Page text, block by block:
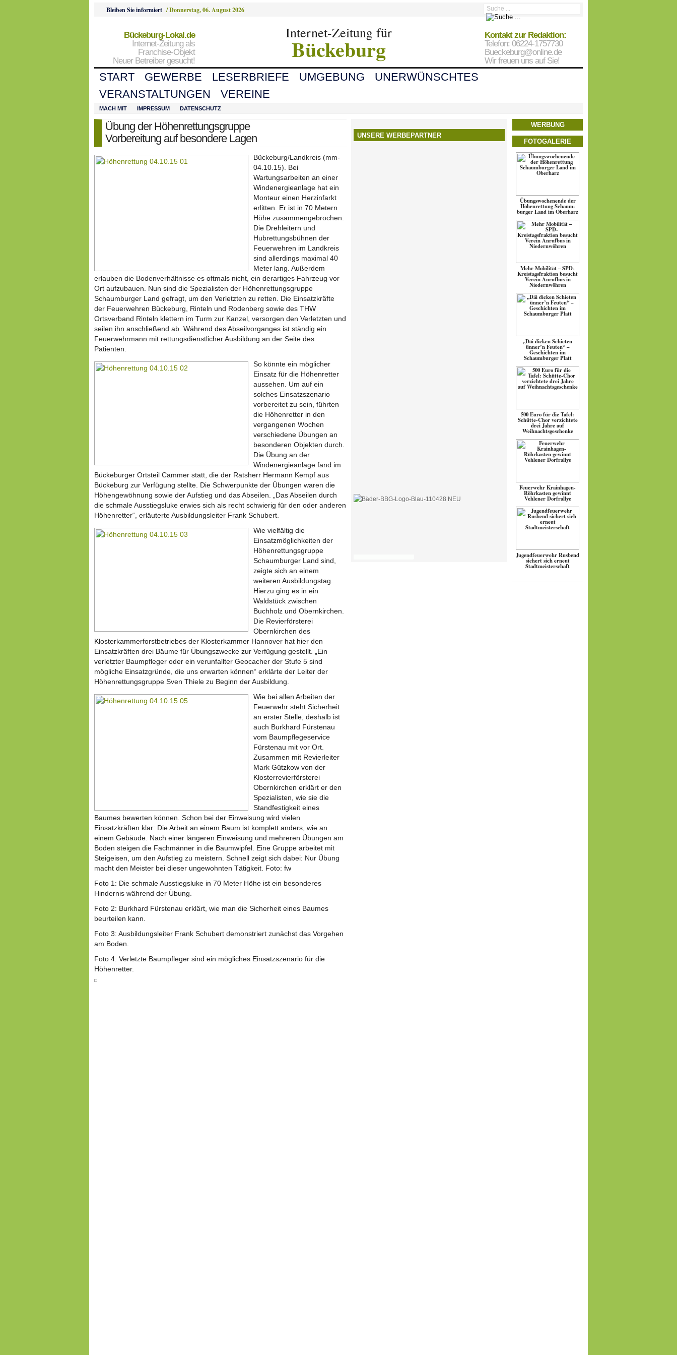
Bleiben Sie informiert /Donnerstag, 06. August 2026
Bückeburg-Lokal.de
Internet-Zeitung als
Franchise-Objekt
Neuer Betreiber gesucht!
Internet-Zeitung für
Bückeburg
Kontakt zur Redaktion:
Telefon: 06224-1757730
Bueckeburg@online.de
Wir freuen uns auf Sie!
START GEWERBE LESERBRIEFE UMGEBUNG
UNERWÜNSCHTES
VERANSTALTUNGEN
VEREINE
MACH MIT IMPRESSUM DATENSCHUTZ
Übung der Höhenrettungsgruppe
Vorbereitung auf besondere Lagen
Bückeburg/Landkreis (mm-
04.10.15). Bei
Wartungsarbeiten an einer
Windenergieanlage hat ein
Monteur einen Herzinfarkt
erlitten. Er ist in 70 Metern
Höhe zusammengebrochen.
Die Drehleitern und
Hubrettungsbühnen der
Feuerwehren im Landkreis
sind allerdings maximal 40
Meter lang. Außerdem
erlauben die Bodenverhältnisse es oftmals nicht, ein derartiges Fahrzeug vor
Ort aufzubauen. Nun sind die Spezialisten der Höhenrettungsgruppe
Schaumburger Land gefragt, um den Verletzten zu retten. Die Einsatzkräfte
der Feuerwehren Bückeburg, Rinteln und Rodenberg sowie des THW
Ortsverband Rinteln klettern im Turm zur Kanzel, versorgen den Verletzten und
seilen ihn anschließend ab. Während des Abseilvorganges ist ständig ein
Feuerwehrmann mit rettungsdienstlicher Ausbildung an der Seite des
Patienten.
So könnte ein möglicher
Einsatz für die Höhenretter
aussehen. Um auf ein
solches Einsatzszenario
vorbereitet zu sein, führten
die Höhenretter in den
vergangenen Wochen
verschiedene Übungen an
besonderen Objekten durch.
Die Übung an der
Windenergieanlage fand im
Bückeburger Ortsteil Cammer statt, die der Ratsherr Hermann Kempf aus
Bückeburg zur Verfügung stellte. Die Schwerpunkte der Übungen waren die
Höhengewöhnung sowie der Aufstieg und das Abseilen. „Das Abseilen durch
die schmale Ausstiegsluke erwies sich als recht schwierig für den oder anderen
Höhenretter“, erläuterte Ausbildungsleiter Frank Schubert.
Wie vielfältig die
Einsatzmöglichkeiten der
Höhenrettungsgruppe
Schaumburger Land sind,
zeigte sich an einem
weiteren Ausbildungstag.
Hierzu ging es in ein
Waldstück zwischen
Buchholz und Obernkirchen.
Die Revierförsterei
Obernkirchen des
Klosterkammerforstbetriebes der Klosterkammer Hannover hat hier den
Einsatzkräften drei Bäume für Übungszwecke zur Verfügung gestellt. „Ein
verletzter Baumpfleger oder ein verunfallter Geocacher der Stufe 5 sind
mögliche Einsatzgründe, die uns erwarten können“ erklärte der Leiter der
Höhenrettungsgruppe Sven Thiele zu Beginn der Ausbildung.
Wie bei allen Arbeiten der
Feuerwehr steht Sicherheit
an erster Stelle, deshalb ist
auch Burkhard Fürstenau
vom Baumpflegeservice
Fürstenau mit vor Ort.
Zusammen mit Revierleiter
Mark Gützkow von der
Klosterrevierförsterei
Obernkirchen erklärt er den
Spezialisten, wie sie die
Standfestigkeit eines
Baumes bewerten können. Schon bei der Einweisung wird vielen
Einsatzkräften klar: Die Arbeit an einem Baum ist komplett anders, wie an
einem Gebäude. Nach einer längeren Einweisung und mehreren Übungen am
Boden steigen die Fachmänner in die Baumwipfel. Eine Gruppe arbeitet mit
Steigeisen, um den Aufstieg zu meistern. Schnell zeigt sich dabei: Nur Übung
macht den Meister bei dieser ungewohnten Tätigkeit. Foto: fw
Foto 1: Die schmale Ausstiegsluke in 70 Meter Höhe ist ein besonderes
Hindernis während der Übung.
Foto 2: Burkhard Fürstenau erklärt, wie man die Sicherheit eines Baumes
beurteilen kann.
Foto 3: Ausbildungsleiter Frank Schubert demonstriert zunächst das Vorgehen
am Boden.
Foto 4: Verletzte Baumpfleger sind ein mögliches Einsatzszenario für die
Höhenretter.
UNSERE WERBEPARTNER
WERBUNG
FOTOGALERIE
Übungs­wo­chen­ende der
Höhen­ret­tung Schaum­
burger Land im Oberharz
Mehr Mobilität – SPD-
Kreistagsfraktion besucht
Verein Anrufbus in
Niedernwöhren
„Däi dicken Schieten
ünner’n Feuten“ –
Geschichten im
Schaumburger Platt
500 Euro für die Tafel:
Schütte-Chor verzichtete
drei Jahre auf
Weihnachtsgeschenke
Feuerwehr Krainhagen-
Röhrkasten gewinnt
Vehlener Dorfrallye
Jugendfeuerwehr Rusbend
sichert sich erneut
Stadtmeisterschaft